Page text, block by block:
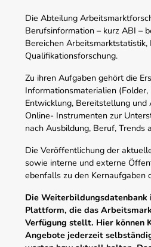
Die Abteilung
Berufsinformation – kurz ABI –
Bereichen
Qualifikationsforschung.
Zu ihren Aufgaben gehört die
Informationsmaterialien (Folder,
Entwicklung, Bereitstellung und
Online- Instrumenten zur
nach Ausbildung, Beruf, Trends
Die Veröffentlichung der
sowie interne und externe
ebenfalls zu den Kernaufgaben
Die Weiterbildungsdatenbank
Plattform, die das
Verfügung stellt. Hier können
Angebote jederzeit